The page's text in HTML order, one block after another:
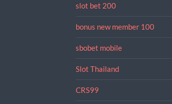
slot bet 200
bonus new member 100
sbobet mobile
Slot Thailand
CRS99